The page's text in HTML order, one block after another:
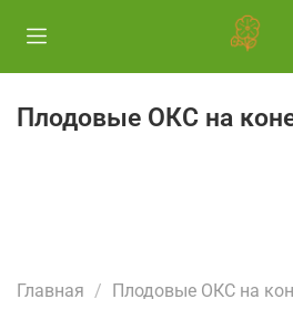
Плодовые ОКС на
Главная Плодовые ОКС на